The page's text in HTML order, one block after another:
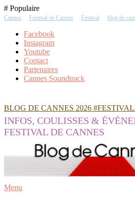
Skip
To
# Populaire
Cannes Festival de Cannes Festival blog de
Facebook
Instagram
Youtube
Contact
Partenaires
Cannes Soundtrack
BLOG DE CANNES 2026
INFOS, COULISSES &
FESTIVAL DE CANNES
Menu